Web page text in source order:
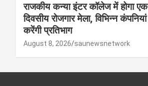
राजकीय कन्या इंटर कॉलेज में होगा एक
दिवसीय रोजगार मेला, विभिन्न कंपनियां
करेंगी प्रतिभाग
August 8, 2026 saunewsnetwork